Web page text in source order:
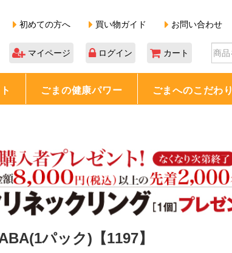
初めての方へ 買い物ガイド お問い合わせ
マイページ ログイン カート
ごまの健康パワー ごまへのこだわり
パック)【1197】